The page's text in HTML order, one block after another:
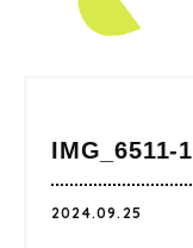
IMG_6511-1
2024.09.25